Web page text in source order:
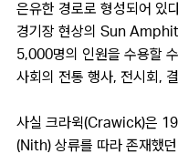
은유한 경로로 형성되어 있
경기장 현상의 Sun
5,000명의 인원을 수용할
사회의 전통 행사, 전시회,
사실 크라윅(Crawick)은
(Nith) 상류를 따라 존재했